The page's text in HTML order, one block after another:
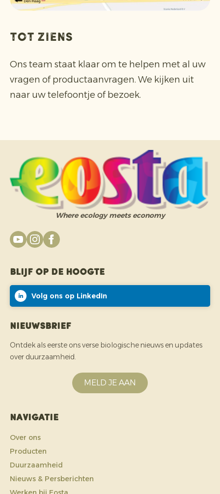
Tot ziens
Ons team staat klaar om te helpen met al uw
vragen of productaanvragen. We kijken uit
naar uw telefoontje of bezoek.
Where ecology meets economy
Blijf op de hoogte
Volg ons op LinkedIn
Nieuwsbrief
Ontdek als eerste ons verse biologische nieuws en updates
over duurzaamheid.
MELD JE AAN
Navigatie
Over ons
Producten
Duurzaamheid
Nieuws & Persberichten